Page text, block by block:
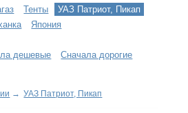
Тенты
УАЗ Патриот, Пикап
Япония
дешевые Сначала дорогие
→ УАЗ Патриот, Пикап